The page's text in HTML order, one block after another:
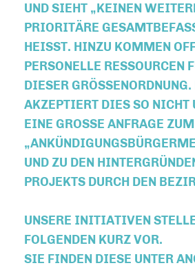
IEHT „KEINEN WEITEREN
ITÄRE
. HINZU KOMMEN OFFENBAR
ELLE RESSOURCEN FÜR EIN
GRÖSSENORDNUNG. DIE
ERT DIES SO NICHT UND
OSSE ANFRAGE ZUM „ANKÜNDI
GUNGSBÜRGERMEISTER“
EN HINTERGRÜNDEN DER
DURCH DEN BEZIRK.
UNSERE INITIATIVEN
FOLGENDEN KURZ VOR.
SIE FINDEN DIESE UNTER